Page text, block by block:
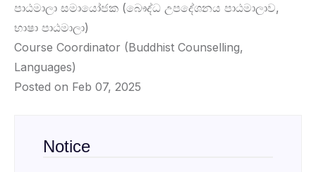
පාඨමාලා සමායෝජක (බෞද්ධ උපදේශනය පාඨමාලාව,
භාෂා පාඨමාලා)
Course Coordinator (Buddhist Counselling,
Languages)
Posted on Feb 07, 2025
Notice